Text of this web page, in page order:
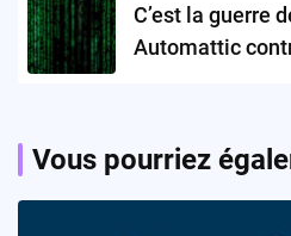
C’est la guerre
Automattic
Vous pourriez